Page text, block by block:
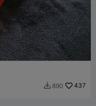
 890 437